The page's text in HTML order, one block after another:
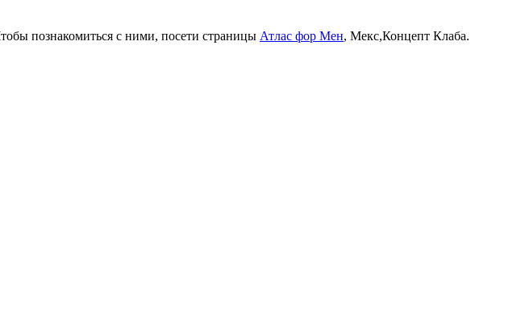
познакомиться с ними, посети страницы Атлас фор Мен, Мекс,Концепт Клаба.